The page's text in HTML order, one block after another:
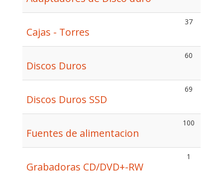
Cajas - Torres
37
Discos Duros
60
Discos Duros SSD
69
Fuentes de alimentacion
100
Grabadoras CD/DVD+-RW
1